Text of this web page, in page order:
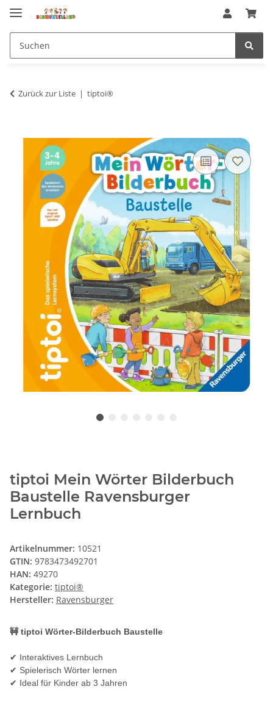
Zurück zur Liste tiptoi®
tiptoi Mein Wörter Bilderbuch
Baustelle Ravensburger
Lernbuch
Artikelnummer: 10521
GTIN: 9783473492701
HAN: 49270
Kategorie: tiptoi®
Hersteller: Ravensburger
🚧 tiptoi Wörter-Bilderbuch Baustelle
✔ Interaktives Lernbuch
✔ Spielerisch Wörter lernen
✔ Ideal für Kinder ab 3 Jahren